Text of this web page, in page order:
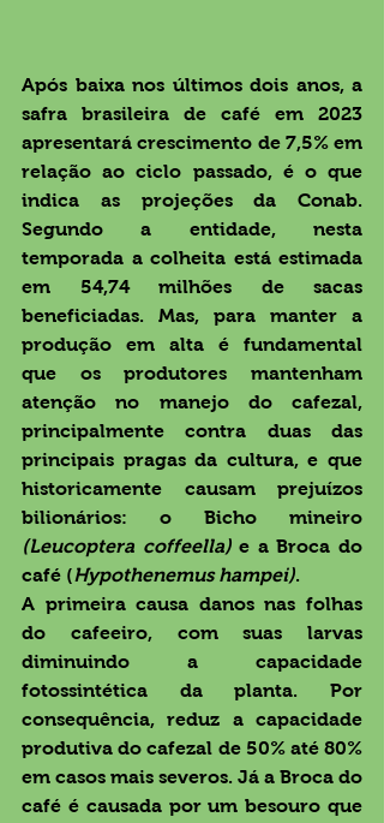
Após baixa nos últimos dois anos, a
safra brasileira de café em 2023
apresentará crescimento de 7,5% em
relação ao ciclo passado, é o que
indica as projeções da Conab.
Segundo a entidade, nesta
temporada a colheita está estimada
em 54,74 milhões de sacas
beneficiadas. Mas, para manter a
produção em alta é fundamental
que os produtores mantenham
atenção no manejo do cafezal,
principalmente contra duas das
principais pragas da cultura, e que
historicamente causam prejuízos
(Leucoptera coffeella) e a Broca do
café (Hypothenemus hampei).
A primeira causa danos nas folhas
do cafeeiro, com suas larvas
diminuindo a capacidade
fotossintética da planta. Por
consequência, reduz a capacidade
produtiva do cafezal de 50% até 80%
em casos mais severos. Já a Broca do
café é causada por um besouro que